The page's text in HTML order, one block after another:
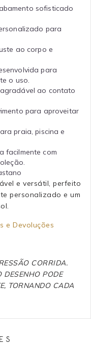
sofisticado
para
ao corpo e
para
o uso.
ao contato
para aproveitar
praia, piscina e
facilmente com
e versátil, perfeito
personalizado e um
e Devoluções
CORRIDA.
DESENHO PODE
TORNANDO CADA